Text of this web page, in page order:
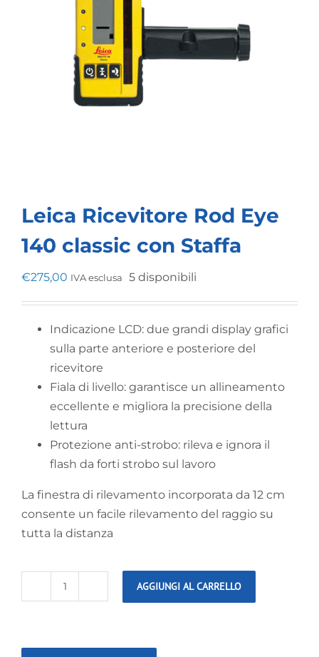
Leica Ricevitore Rod Eye
140 classic con Staffa
€275,00 IVA esclusa 5 disponibili
Indicazione LCD: due grandi display grafici
sulla parte anteriore e posteriore del
ricevitore
Fiala di livello: garantisce un allineamento
eccellente e migliora la precisione della
lettura
Protezione anti-strobo: rileva e ignora il
flash da forti strobo sul lavoro
La finestra di rilevamento incorporata da 12 cm
consente un facile rilevamento del raggio su
tutta la distanza
AGGIUNGI AL CARRELLO